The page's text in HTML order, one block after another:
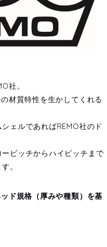
社。
材質特性を生かしてくれる
ェルであればREMO社のド
ピッチからハイピッチまで
。
ド規格（厚みや種類）を基